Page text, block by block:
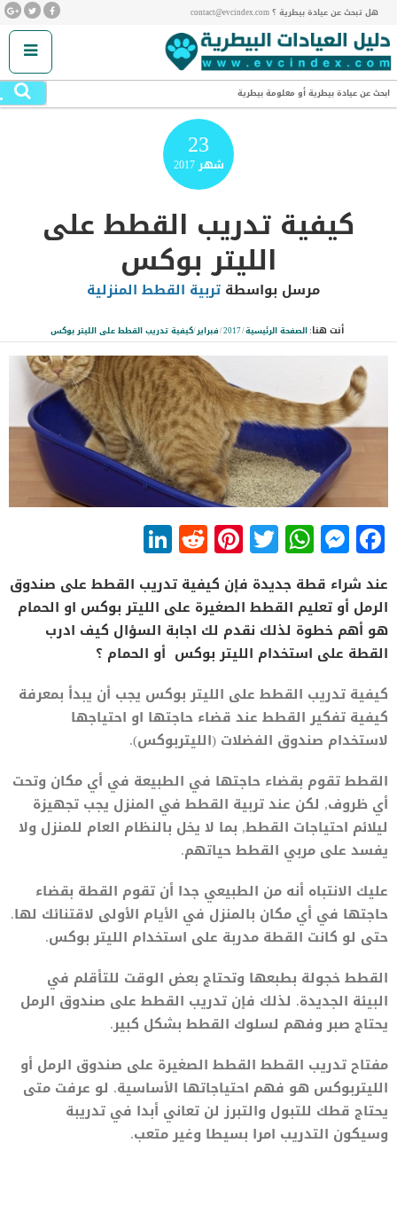
هل تبحث عن عيادة بيطرية ؟ contact@evcindex.com
ابحث عن عيادة بيطرية أو معلومة بيطرية
23
شهر2017
كيفية تدريب القطط على
الليتر بوكس
مرسل بواسطةتربية القطط المنزلية
أنت هنا:الصفحة الرئيسية/
2017
/فبراير/كيفية تدريب القطط على الليتر بوكس
Facebook
Messenger
WhatsApp
Twitter
Pinterest
Reddit
عند شراء قطة جديدة فإن كيفية تدريب القطط على صندوق
الرمل أو تعليم القطط الصغيرة على الليتر بوكس او الحمام
هو أهم خطوة لذلك نقدم لك اجابة السؤال كيف ادرب
القطة على استخدام الليتر بوكس أو الحمام ؟
كيفية تدريب القطط على الليتر بوكس يجب أن يبدأ بمعرفة
كيفية تفكير القطط عند قضاء حاجتها او احتياجها
لاستخدام صندوق الفضلات (الليتربوكس).
القطط تقوم بقضاء حاجتها في الطبيعة في أي مكان وتحت
أي ظروف, لكن عند تربية القطط في المنزل يجب تجهيزة
ليلائم احتياجات القطط, بما لا يخل بالنظام العام للمنزل ولا
يفسد على مربي القطط حياتهم.
عليك الانتباه أنه من الطبيعي جدا أن تقوم القطة بقضاء
حاجتها في أي مكان بالمنزل في الأيام الأولى لاقتنائك لها.
حتى لو كانت القطة مدربة على استخدام الليتر بوكس.
القطط خجولة بطبعها وتحتاج بعض الوقت للتأقلم في
البيئة الجديدة. لذلك فإن تدريب القطط على صندوق الرمل
يحتاج صبر وفهم لسلوك القطط بشكل كبير.
مفتاح تدريب القطط القطط الصغيرة على صندوق الرمل أو
الليتربوكس هو فهم احتياجاتها الأساسية. لو عرفت متى
يحتاج قطك للتبول والتبرز لن تعاني أبدا في تدريبة
وسيكون التدريب امرا بسيطا وغير متعب.